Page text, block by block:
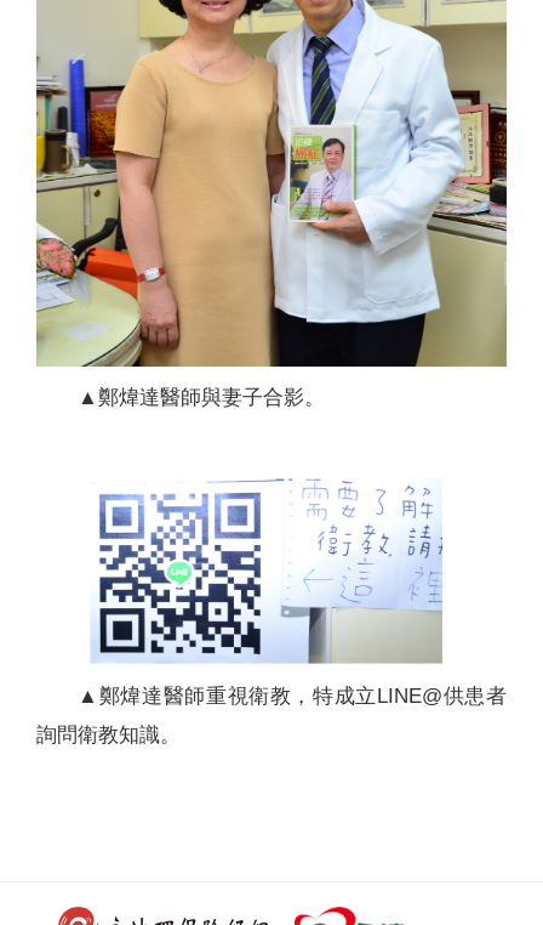
▲鄭煒達醫師與妻子合影。
▲鄭煒達醫師重視衛教，特成立LINE@供患者
詢問衛教知識。